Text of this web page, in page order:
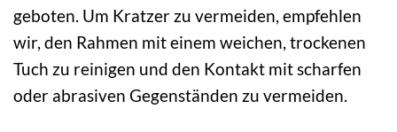
geboten. Um Kratzer zu vermeiden, empfehlen
wir, den Rahmen mit einem weichen, trockenen
Tuch zu reinigen und den Kontakt mit scharfen
oder abrasiven Gegenständen zu vermeiden.